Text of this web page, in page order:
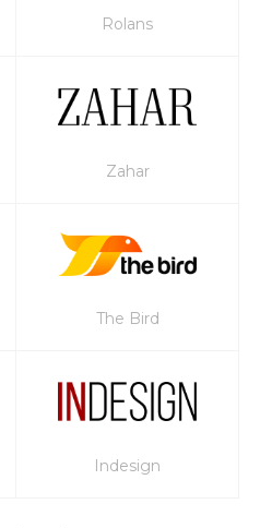
Rolans
Zahar
The Bird
Indesign